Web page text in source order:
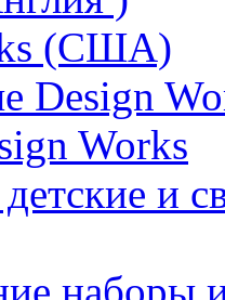
(США)
Design
Works
и